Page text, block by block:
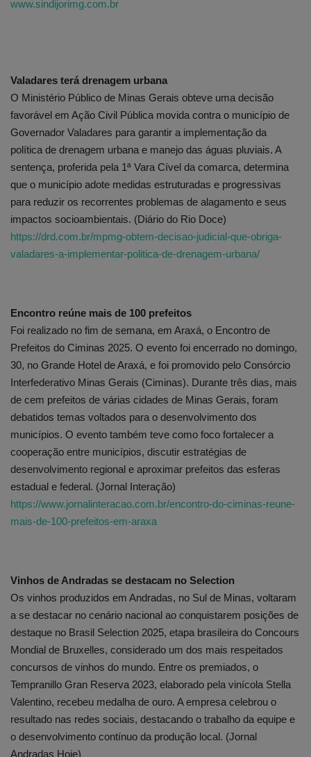
www.sindijorimg.com.br
Valadares terá drenagem urbana
O Ministério Público de Minas Gerais obteve uma decisão
favorável em Ação Civil Pública movida contra o município de
Governador Valadares para garantir a implementação da
política de drenagem urbana e manejo das águas pluviais. A
sentença, proferida pela 1ª Vara Cível da comarca, determina
que o município adote medidas estruturadas e progressivas
para reduzir os recorrentes problemas de alagamento e seus
impactos socioambientais. (Diário do Rio Doce)
https://drd.com.br/mpmg-obtem-decisao-judicial-que-obriga-
valadares-a-implementar-politica-de-drenagem-urbana/
Encontro reúne mais de 100 prefeitos
Foi realizado no fim de semana, em Araxá, o Encontro de
Prefeitos do Ciminas 2025. O evento foi encerrado no domingo,
30, no Grande Hotel de Araxá, e foi promovido pelo Consórcio
Interfederativo Minas Gerais (Ciminas). Durante três dias, mais
de cem prefeitos de várias cidades de Minas Gerais, foram
debatidos temas voltados para o desenvolvimento dos
municípios. O evento também teve como foco fortalecer a
cooperação entre municípios, discutir estratégias de
desenvolvimento regional e aproximar prefeitos das esferas
estadual e federal. (Jornal Interação)
https://www.jornalinteracao.com.br/encontro-do-ciminas-reune-
mais-de-100-prefeitos-em-araxa
Vinhos de Andradas se destacam no Selection
Os vinhos produzidos em Andradas, no Sul de Minas, voltaram
a se destacar no cenário nacional ao conquistarem posições de
destaque no Brasil Selection 2025, etapa brasileira do Concours
Mondial de Bruxelles, considerado um dos mais respeitados
concursos de vinhos do mundo. Entre os premiados, o
Tempranillo Gran Reserva 2023, elaborado pela vinícola Stella
Valentino, recebeu medalha de ouro. A empresa celebrou o
resultado nas redes sociais, destacando o trabalho da equipe e
o desenvolvimento contínuo da produção local. (Jornal
Andradas Hoje)